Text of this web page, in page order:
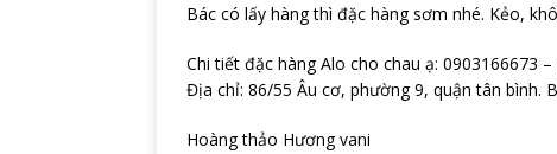
Bác có lấy hàng thì đặc hàng sơm nhé. Kẻo,
Chi tiết đặc hàng Alo cho chau ạ: 0903166673
Địa chỉ: 86/55 Âu cơ, phường 9, quận tân bình.
Hoàng thảo Hương vani